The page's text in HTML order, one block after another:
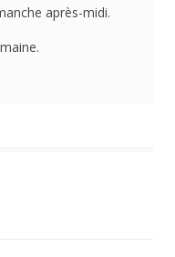
après-midi.